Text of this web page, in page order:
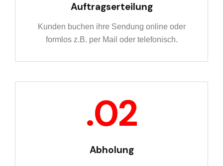
Auftragserteilung
Kunden buchen ihre Sendung online oder
formlos z.B. per Mail oder telefonisch.
Abholung